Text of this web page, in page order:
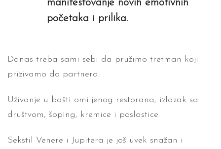
manifestovanje novih emotivnih
početaka i prilika.
Danas treba sami sebi da pružimo tretman koji
prizivamo do partnera.
Uživanje u bašti omiljenog restorana, izlazak sa
društvom, šoping, kremice i poslastice.
Sekstil Venere i Jupitera je još uvek snažan i